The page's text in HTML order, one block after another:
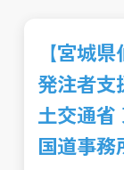
【宮城
発注者支
土交通省
国道事